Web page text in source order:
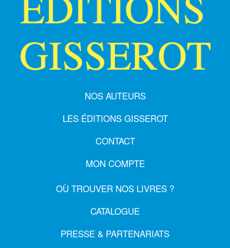
NOS AUTEURS
LES ÉDITIONS GISSEROT
CONTACT
MON COMPTE
OÙ TROUVER NOS LIVRES ?
CATALOGUE
PRESSE & PARTENARIATS